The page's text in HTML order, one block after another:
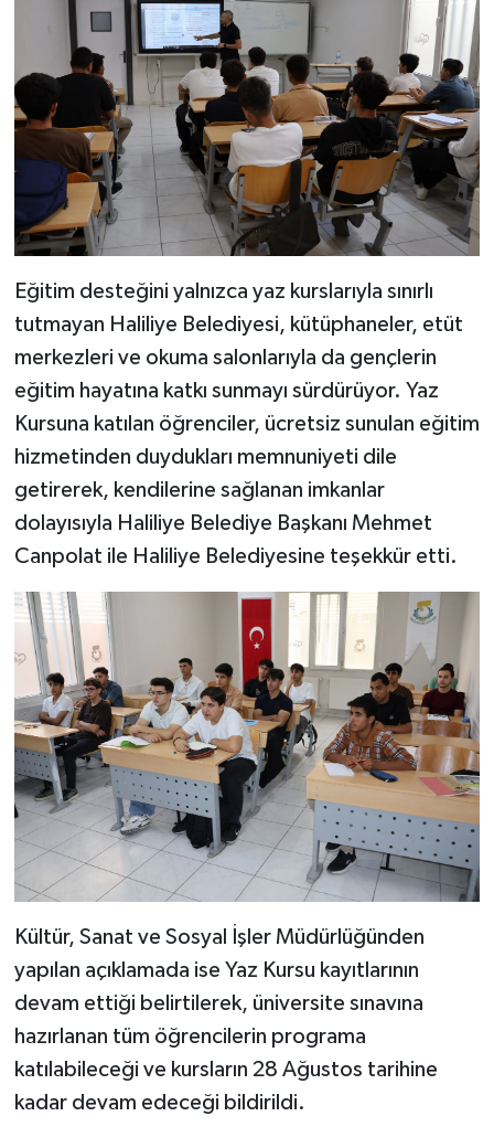
Eğitim desteğini yalnızca yaz kurslarıyla sınırlı
tutmayan Haliliye Belediyesi, kütüphaneler, etüt
merkezleri ve okuma salonlarıyla da gençlerin
eğitim hayatına katkı sunmayı sürdürüyor. Yaz
Kursuna katılan öğrenciler, ücretsiz sunulan eğitim
hizmetinden duydukları memnuniyeti dile
getirerek, kendilerine sağlanan imkanlar
dolayısıyla Haliliye Belediye Başkanı Mehmet
Canpolat ile Haliliye Belediyesine teşekkür etti.
Kültür, Sanat ve Sosyal İşler Müdürlüğünden
yapılan açıklamada ise Yaz Kursu kayıtlarının
devam ettiği belirtilerek, üniversite sınavına
hazırlanan tüm öğrencilerin programa
katılabileceği ve kursların 28 Ağustos tarihine
kadar devam edeceği bildirildi.